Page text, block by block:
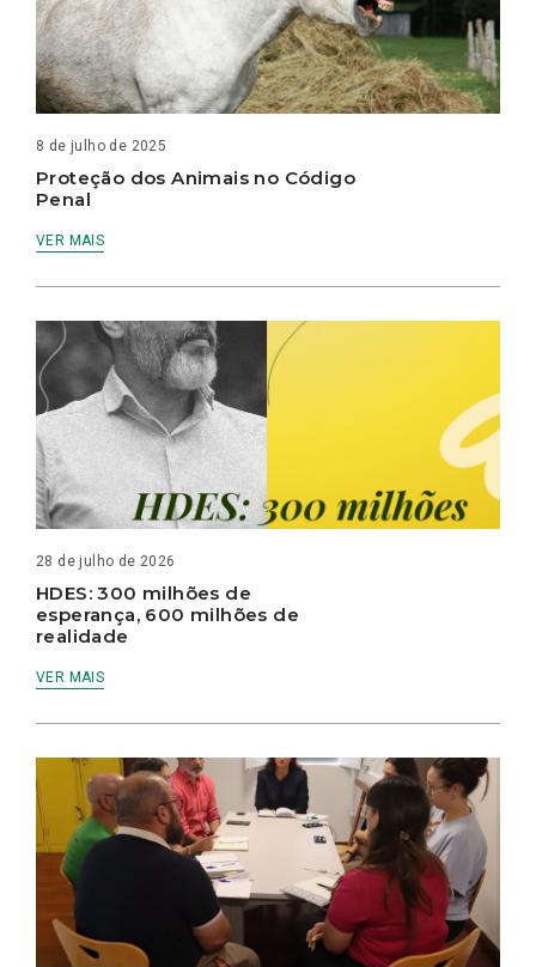
8 de julho de 2025
Proteção dos Animais no Código
Penal
VER MAIS
28 de julho de 2026
HDES: 300 milhões de
esperança, 600 milhões de
realidade
VER MAIS